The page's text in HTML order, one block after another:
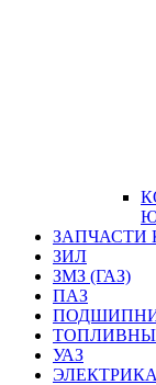
ЗАПЧАСТИ
ЗИЛ
ЗМЗ (ГАЗ)
ПАЗ
УАЗ
ЭЛЕКТРИКА